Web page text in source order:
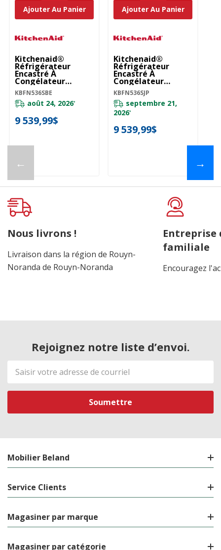
←
Kitchenaid®
Réfrigérateur
Encastré À
Congélateur
Inférieur Avec
Intérieur Platine-
36 Po - 20.8 Pi Cu
KBFN536SBE
KBFN536SBE
août 24, 2026*
9 539,99$
Ajouter Au Panier
Kitchenaid®
Réfrigérateur
Encastré À
Congélateur
Inférieur Avec
Intérieur Platine -
36 Po - 20.8 Pi Cu
KBFN536SJP
KBFN536SJP
septembre 21,
2026*
9 539,99$
Ajouter Au Panier
→
Nous livrons !
Livraison dans la région de Rouyn-
Noranda de Rouyn-Noranda
Entreprise
familiale
Encouragez
Rejoignez notre liste d’envoi.
Adresse
de
courriel
Mobilier Beland
Service Clients
Magasiner par marque
Magasiner par catégorie